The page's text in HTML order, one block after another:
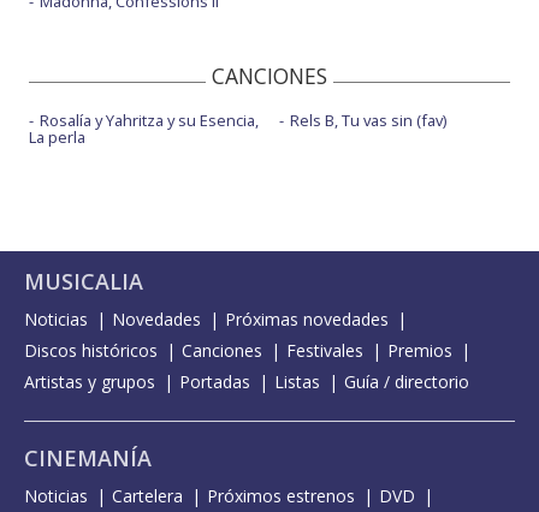
CANCIONES
Rosalía y Yahritza y su Esencia,
La perla
Rels B, Tu vas sin (fav)
MUSICALIA
Noticias Novedades
Próximas novedades
Discos históricos
Canciones Festivales
Premios
Artistas y grupos
Portadas Listas Guía / directorio
CINEMANÍA
Noticias Cartelera Próximos estrenos
DVD